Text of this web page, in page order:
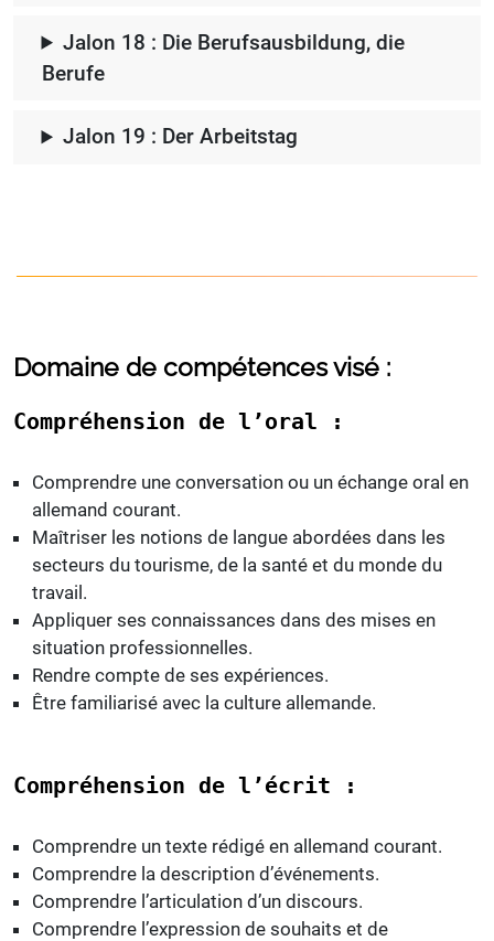
Jalon 18 : Die Berufsausbildung, die
Berufe
Jalon 19 : Der Arbeitstag
Domaine de compétences visé :
Compréhension de l’oral :
Comprendre une conversation ou un échange oral en
allemand courant.
Maîtriser les notions de langue abordées dans les
secteurs du tourisme, de la santé et du monde du
travail.
Appliquer ses connaissances dans des mises en
situation professionnelles.
Rendre compte de ses expériences.
Être familiarisé avec la culture allemande.
Compréhension de l’écrit :
Comprendre un texte rédigé en allemand courant.
Comprendre la description d’événements.
Comprendre l’articulation d’un discours.
Comprendre l’expression de souhaits et de